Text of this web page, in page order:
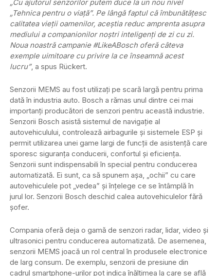
„Cu ajutorul senzorilor putem duce la un nou nivel
„Tehnica pentru o viață”. Pe lângă faptul că îmbunătățesc
calitatea vieții oamenilor, aceștia reduc amprenta asupra
mediului a companionilor noștri inteligenți de zi cu zi.
Noua noastră campanie #LikeABosch oferă câteva
exemple uimitoare cu privire la ce înseamnă acest
lucru”, a spus Rückert.
Senzorii MEMS au fost utilizați pe scară largă pentru prima
dată în industria auto. Bosch a rămas unul dintre cei mai
importanți producători de senzori pentru această industrie.
Senzorii Bosch asistă sistemul de navigație al
autovehiculului, controlează airbagurile și sistemele ESP și
permit utilizarea unei game largi de funcții de asistență care
sporesc siguranța conducerii, confortul și eficiența.
Senzorii sunt indispensabili în special pentru conducerea
automatizată. Ei sunt, ca să spunem așa, „ochii” cu care
autovehiculele pot „vedea” și înțelege ce se întâmplă în
jurul lor. Senzorii Bosch deschid calea autovehiculelor fără
șofer.
Compania oferă deja o gamă de senzori radar, lidar, video și
ultrasonici pentru conducerea automatizată. De asemenea,
senzorii MEMS joacă un rol central în produsele electronice
de larg consum. De exemplu, senzorii de presiune din
cadrul smartphone-urilor pot indica înălțimea la care se află